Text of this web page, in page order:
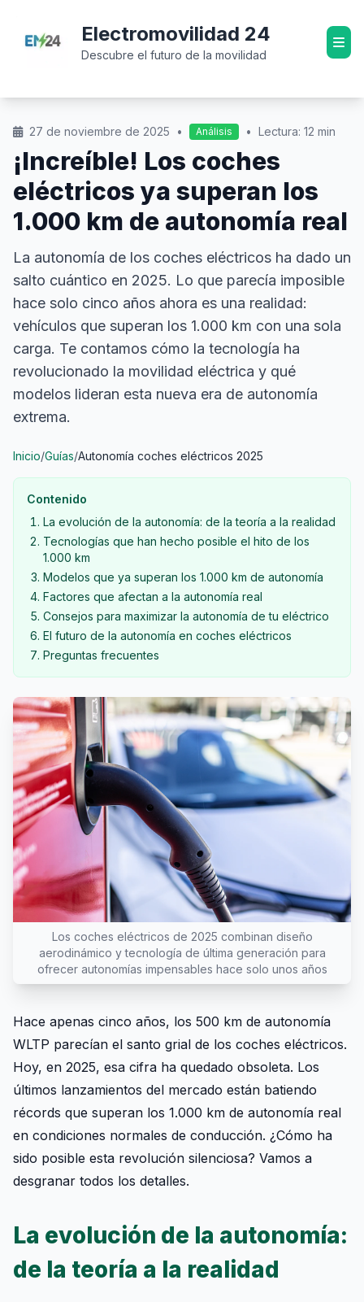
Electromovilidad 24
Descubre el futuro de la movilidad
27 de noviembre de 2025 • Análisis • Lectura: 12 min
¡Increíble! Los coches
eléctricos ya superan los
1.000 km de autonomía real
La autonomía de los coches eléctricos ha dado un
salto cuántico en 2025. Lo que parecía imposible
hace solo cinco años ahora es una realidad:
vehículos que superan los 1.000 km con una sola
carga. Te contamos cómo la tecnología ha
revolucionado la movilidad eléctrica y qué
modelos lideran esta nueva era de autonomía
extrema.
Inicio/Guías/Autonomía coches eléctricos 2025
Contenido
La evolución de la autonomía: de la teoría a la realidad
Tecnologías que han hecho posible el hito de los
1.000 km
Modelos que ya superan los 1.000 km de autonomía
Factores que afectan a la autonomía real
Consejos para maximizar la autonomía de tu eléctrico
El futuro de la autonomía en coches eléctricos
Preguntas frecuentes
Los coches eléctricos de 2025 combinan diseño
aerodinámico y tecnología de última generación para
ofrecer autonomías impensables hace solo unos años
Hace apenas cinco años, los 500 km de autonomía
WLTP parecían el santo grial de los coches eléctricos.
Hoy, en 2025, esa cifra ha quedado obsoleta. Los
últimos lanzamientos del mercado están batiendo
récords que superan los 1.000 km de autonomía real
en condiciones normales de conducción. ¿Cómo ha
sido posible esta revolución silenciosa? Vamos a
desgranar todos los detalles.
La evolución de la autonomía:
de la teoría a la realidad